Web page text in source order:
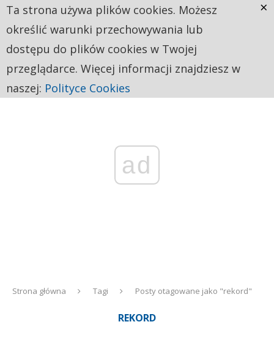
ad
Strona główna Tagi Posty otagowane jako "rekord"
REKORD
Ta strona używa plików cookies. Możesz
określić warunki przechowywania lub
dostępu do plików cookies w Twojej
przeglądarce. Więcej informacji znajdziesz w
naszej: Polityce Cookies
×